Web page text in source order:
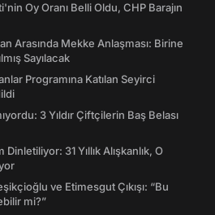
Oy Oranı Belli Oldu, CHP Barajın
Arasında Mekke Anlaşması: Birine
Sayılacak
Programına Katılan Seyirci
3 Yıldır Çiftçilerin Baş Belası
31 Yıllık Alışkanlık, O
ve Etimesgut Çıkışı: “Bu
mi?”